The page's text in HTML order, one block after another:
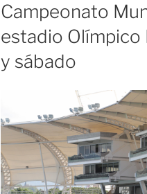
Campeonato
estadio Olímpico
y sábado